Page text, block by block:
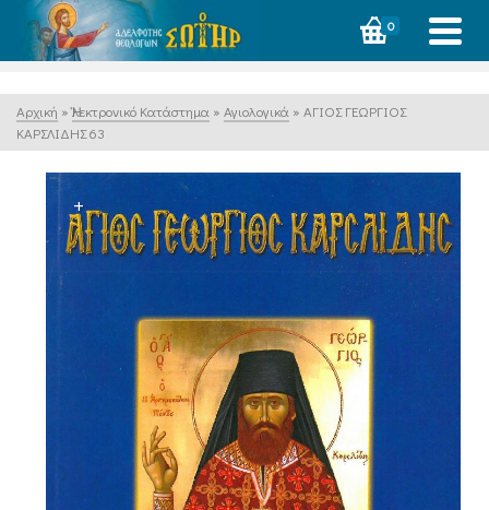
0
Αρχική » Ἠλεκτρονικό Κατάστημα » Αγιολογικά » ΑΓΙΟΣ ΓΕΩΡΓΙΟΣ
ΚΑΡΣΛΙΔΗΣ 63